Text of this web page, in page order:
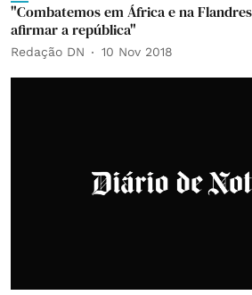
"Combatemos em África e na
afirmar a república"
Redação DN 10 Nov 2018